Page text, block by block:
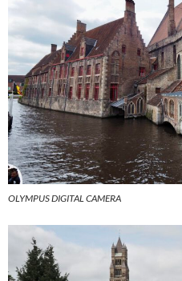
OLYMPUS DIGITAL CAMERA